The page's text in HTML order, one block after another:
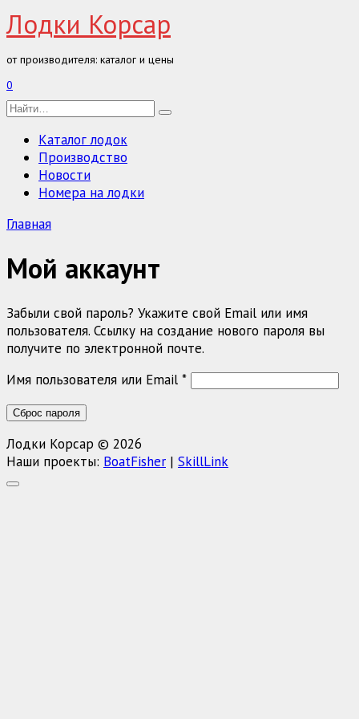
Перейти
к
Лодки Корсар
от производителя: каталог и цены
0
Search
Каталог лодок
Производство
Новости
Номера на лодки
Главная
Мой аккаунт
Забыли свой пароль? Укажите свой Email или имя
пользователя. Ссылку на создание нового пароля вы
получите по электронной почте.
Имя пользователя или Email *Обязательно
Сброс пароля
Лодки Корсар © 2026
Наши проекты: BoatFisher | SkillLink